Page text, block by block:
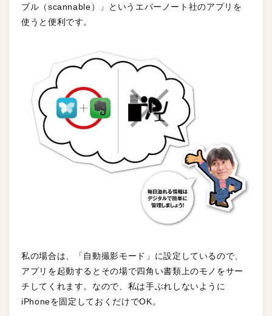
ブル（scannable）」というエバーノート社のアプリを
使うと便利です。
私の場合は、「自動撮影モード」に設定しているので、
アプリを起動するとその場で四角い書類上のモノをサー
チしてくれます。なので、私は手ぶれしないように
iPhoneを固定しておくだけでOK。